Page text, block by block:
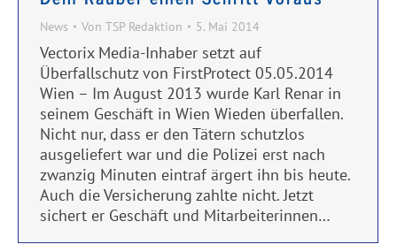
News Von TSP Redaktion 5. Mai 2014
Vectorix Media-Inhaber setzt auf
Überfallschutz von FirstProtect 05.05.2014
Wien – Im August 2013 wurde Karl Renar in
seinem Geschäft in Wien Wieden überfallen.
Nicht nur, dass er den Tätern schutzlos
ausgeliefert war und die Polizei erst nach
zwanzig Minuten eintraf ärgert ihn bis heute.
Auch die Versicherung zahlte nicht. Jetzt
sichert er Geschäft und Mitarbeiterinnen…